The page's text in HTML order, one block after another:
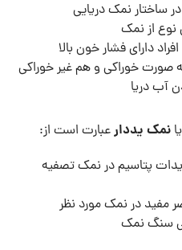
نوع از نمک
دارای فشار خون بالا
صورت خوراکی و هم غیر خوراکی
آب دریا
نمک یددارعبارت است از:
پتاسیم در نمک تصفیه
مفید در نمک مورد نظر
سنگ نمک